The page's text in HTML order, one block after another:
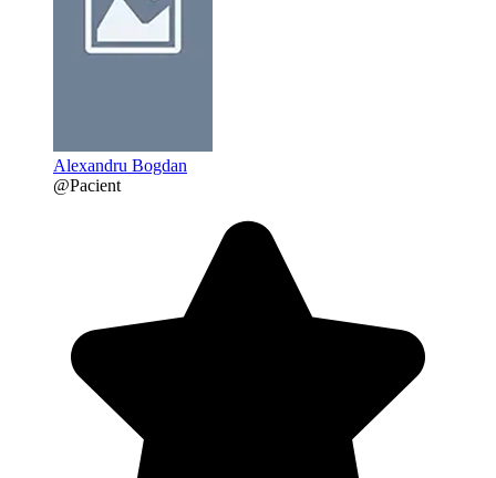
Alexandru Bogdan
@Pacient